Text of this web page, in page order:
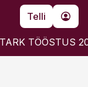
Telli
TARK TÖÖSTUS